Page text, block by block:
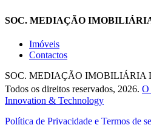
SOC. MEDIAÇÃO
Imóveis
Contactos
SOC. MEDIAÇÃO IMOBILIÁRIA
Todos os direitos reservados, 2026. O
Innovation & Technology
Política de Privacidade e Termos de